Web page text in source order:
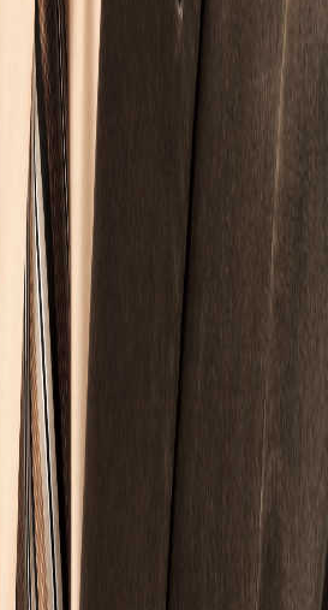
poud
- The Final Chapter